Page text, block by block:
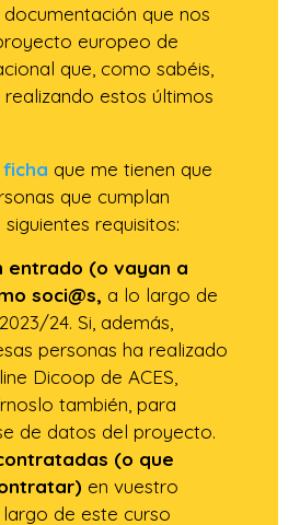
que nos
europeo de
que, como sabéis,
estos últimos
que me tienen que
que cumplan
requisitos:
entrado (o vayan a
soci@s, a lo largo de
24. Si, además,
personas ha realizado
Dicoop de ACES,
también, para
de datos del proyecto.
(o que
en vuestro
de este curso